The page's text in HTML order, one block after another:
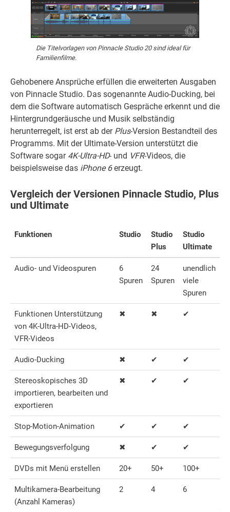
Die Titelvorlagen von Pinnacle Studio 20 sind ideal für
Familienfilme.
Gehobenere Ansprüche erfüllen die erweiterten Ausgaben
von Pinnacle Studio. Das sogenannte Audio-Ducking, bei
dem die Software automatisch Gespräche erkennt und die
Hintergrundgeräusche und Musik selbständig
herunterregelt, ist erst ab der Plus-Version Bestandteil des
Programms. Mit der Ultimate-Version unterstützt die
Software sogar 4K-Ultra-HD- und VFR-Videos, die
beispielsweise das iPhone 6erzeugt.
Vergleich der Versionen Pinnacle Studio, Plus
und Ultimate
Funktionen Studio
Studio
Plus
Studio
Ultimate
Audio- und Videospuren
6
Spuren
24
Spuren
unendlich
viele
Spuren
Funktionen Unterstützung
von 4K-Ultra-HD-Videos,
VFR-Videos
✖ ✖ ✔
Audio-Ducking ✖ ✔ ✔
Stereoskopisches 3D
importieren, bearbeiten und
exportieren
✖ ✔ ✔
Stop-Motion-Animation ✔ ✔ ✔
Bewegungsverfolgung ✖ ✔ ✔
DVDs mit Menü erstellen 20+ 50+ 100+
Multikamera-Bearbeitung
(Anzahl Kameras)
2 4 6